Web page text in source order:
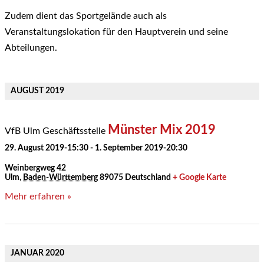
Zudem dient das Sportgelände auch als
Veranstaltungslokation für den Hauptverein und seine
Abteilungen.
AUGUST 2019
VfB Ulm Geschäftsstelle Münster Mix 2019
29. August 2019-15:30 - 1. September 2019-20:30
Weinbergweg 42
Ulm, Baden-Württemberg 89075 Deutschland + Google Karte
Mehr erfahren »
JANUAR 2020